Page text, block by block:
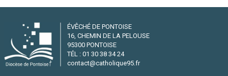
ÉVÊCHÉ DE PONTOISE
16, CHEMIN DE LA PELOUSE
95300 PONTOISE
TÉL : 01 30 38 34 24
contact@catholique95.fr